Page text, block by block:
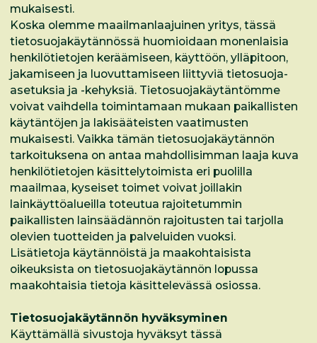
mukaisesti.
Koska olemme maailmanlaajuinen yritys, tässä
tietosuojakäytännössä huomioidaan monenlaisia
henkilötietojen keräämiseen, käyttöön, ylläpitoon,
jakamiseen ja luovuttamiseen liittyviä tietosuoja-
asetuksia ja -kehyksiä. Tietosuojakäytäntömme
voivat vaihdella toimintamaan mukaan paikallisten
käytäntöjen ja lakisääteisten vaatimusten
mukaisesti. Vaikka tämän tietosuojakäytännön
tarkoituksena on antaa mahdollisimman laaja kuva
henkilötietojen käsittelytoimista eri puolilla
maailmaa, kyseiset toimet voivat joillakin
lainkäyttöalueilla toteutua rajoitetummin
paikallisten lainsäädännön rajoitusten tai tarjolla
olevien tuotteiden ja palveluiden vuoksi.
Lisätietoja käytännöistä ja maakohtaisista
oikeuksista on tietosuojakäytännön lopussa
maakohtaisia tietoja käsittelevässä osiossa.
Tietosuojakäytännön hyväksyminen
Käyttämällä sivustoja hyväksyt tässä